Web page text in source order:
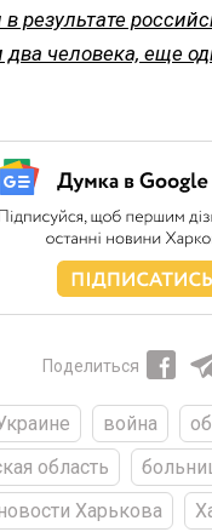
в результате
два человека, еще
Поделиться
война
область
Харькова